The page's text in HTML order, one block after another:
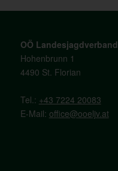
OÖ Landesjagdverband
Hohenbrunn 1
4490 St. Florian
Tel.: +43 7224 20083
E-Mail: office@ooeljv.at